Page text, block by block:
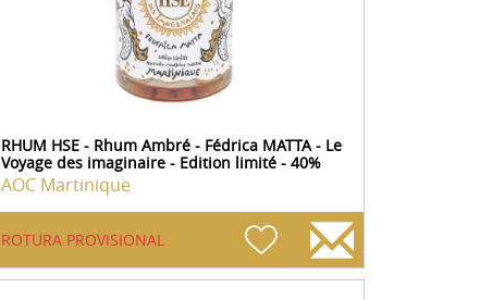
RHUM HSE - Rhum Ambré - Fédrica MATTA - Le
Voyage des imaginaire - Edition limité - 40%
AOC Martinique
ROTURA PROVISIONAL